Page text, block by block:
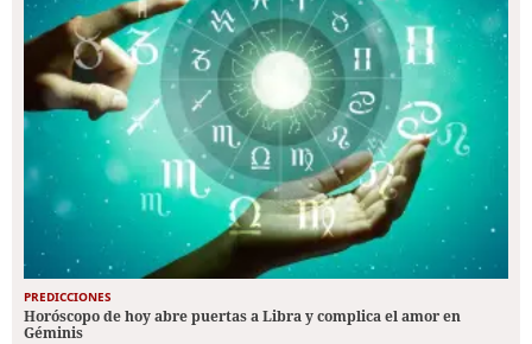
PREDICCIONES
Horóscopo de hoy abre puertas a Libra y complica el amor en
Géminis